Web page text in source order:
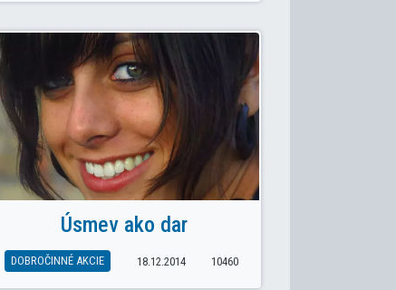
Úsmev ako dar
DOBROČINNÉ AKCIE 18.12.2014 10460